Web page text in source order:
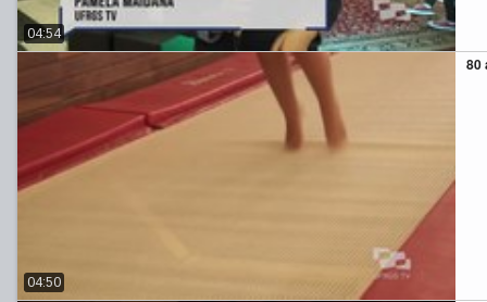
04:54
80
04:50